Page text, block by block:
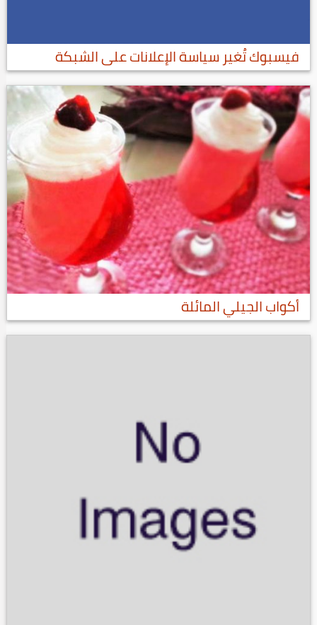
فيسبوك تُغير سياسة الإعلانات على الشبكة
أكواب الجيلي المائلة